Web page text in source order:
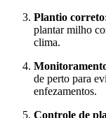
Plantio
plantar milho
clima.
de perto para
enfezamentos.
Controle de